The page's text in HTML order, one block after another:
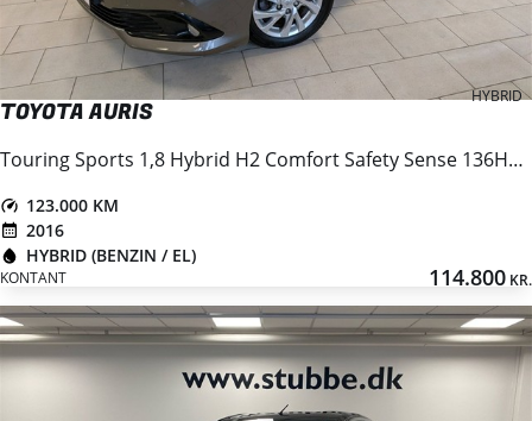
HYBRID
TOYOTA AURIS
Touring Sports 1,8 Hybrid H2 Comfort Safety Sense 136HK Stc Aut.
123.000 KM
2016
HYBRID (BENZIN / EL)
KONTANT 114.800 KR.